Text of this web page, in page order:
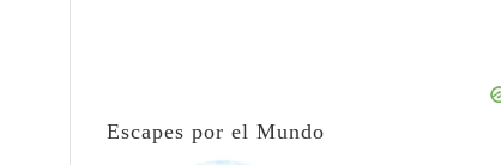
Escapes por el Mundo